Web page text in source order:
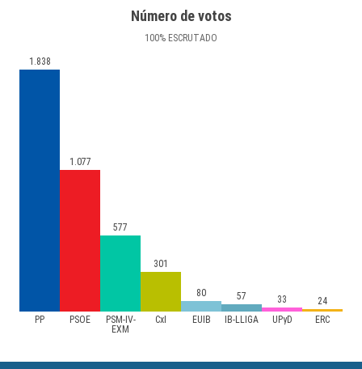
Número de votos
100% ESCRUTADO
PP PSOE
PSM-IV-
EXM
CxI EUIB IB-LLIGA UPyD ERC
1.838
1.077
577
301
80 57 33 24